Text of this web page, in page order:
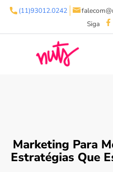
(11)93012.0242
Siga
Marketing Para
Estratégias Que